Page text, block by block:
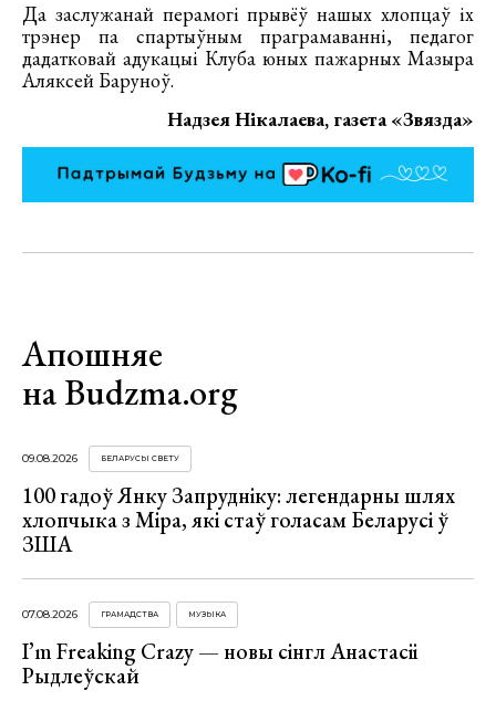
Да заслужанай перамогі прывёў нашых хлопцаў іх
трэнер па спартыўным праграмаванні, педагог
дадатковай адукацыі Клуба юных пажарных Мазыра
Аляксей Баруноў.
Надзея Нікалаева, газета «Звязда»
Апошняе
на Budzma.org
09.08.2026 БЕЛАРУСЫ СВЕТУ
100 гадоў Янку Запрудніку: легендарны шлях
хлопчыка з Міра, які стаў голасам Беларусі ў
ЗША
07.08.2026 ГРАМАДСТВА МУЗЫКА
I’m Freaking Crazy — новы сінгл Анастасіі
Рыдлеўскай